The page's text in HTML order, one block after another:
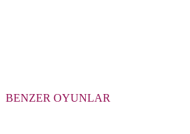
BENZER OYUNLAR